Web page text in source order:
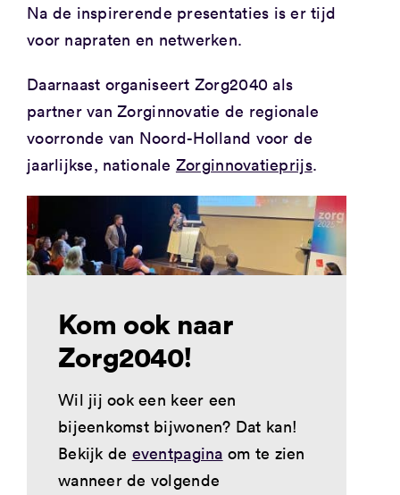
Na de inspirerende presentaties is er tijd
voor napraten en netwerken.
Daarnaast organiseert Zorg2040 als
partner van Zorginnovatie de regionale
voorronde van Noord-Holland voor de
jaarlijkse, nationale Zorginnovatieprijs.
Kom ook naar
Zorg2040!
Wil jij ook een keer een
bijeenkomst bijwonen? Dat kan!
Bekijk de eventpagina om te zien
wanneer de volgende